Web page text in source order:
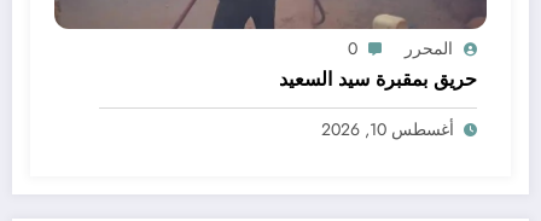
المحرر 0
حريق بمقبرة سيد السعيد
أغسطس 10, 2026